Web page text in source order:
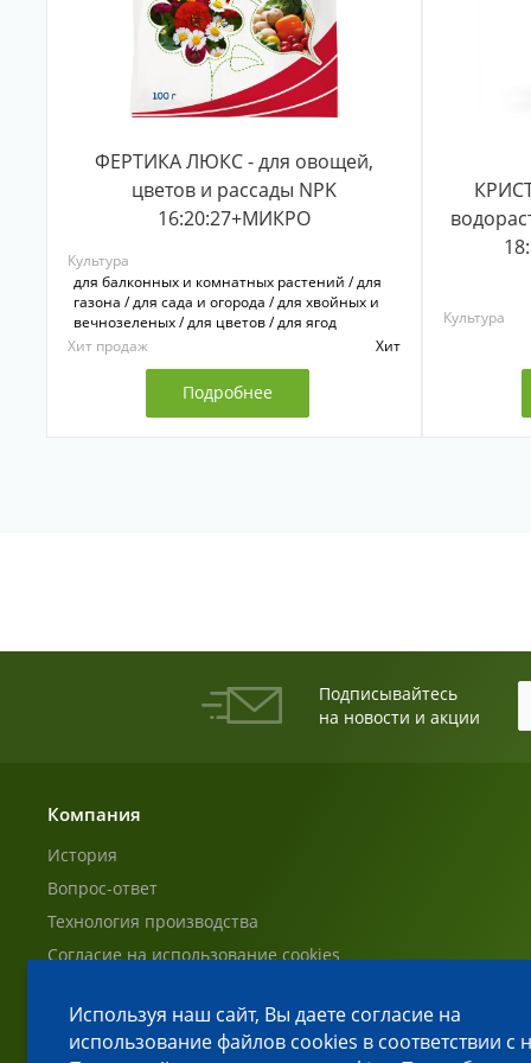
ФЕРТИКА ЛЮКС - для овощей,
цветов и рассады NPK
16:20:27+МИКРО
Культура
для балконных и комнатных растений / для
газона / для сада и огорода / для хвойных и
вечнозеленых / для цветов / для ягод
Хит продаж
Хит
Подробнее
Культура
Подписывайтесь
на новости и акции
Компания
История
Вопрос-ответ
Технология производства
Согласие на использование cookies
Политика обработки персональных данных
Сбросить cookies
Используя наш сайт, Вы даете согласие на
использование файлов cookies в соответствии с